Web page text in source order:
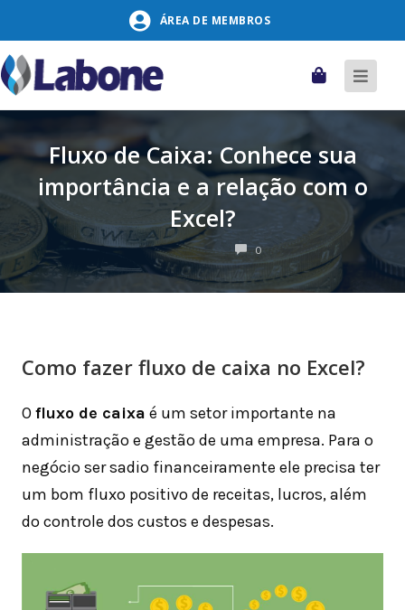
conteúdo
ÁREA DE MEMBROS
Carrinho
Fluxo de Caixa: Conhece sua
importância e a relação com o
Excel?
0COMENTÁRIOS
Como fazer fluxo de caixa no Excel?
O fluxo de caixa é um setor importante na
administração e gestão de uma empresa. Para o
negócio ser sadio financeiramente ele precisa ter
um bom fluxo positivo de receitas, lucros, além
do controle dos custos e despesas.